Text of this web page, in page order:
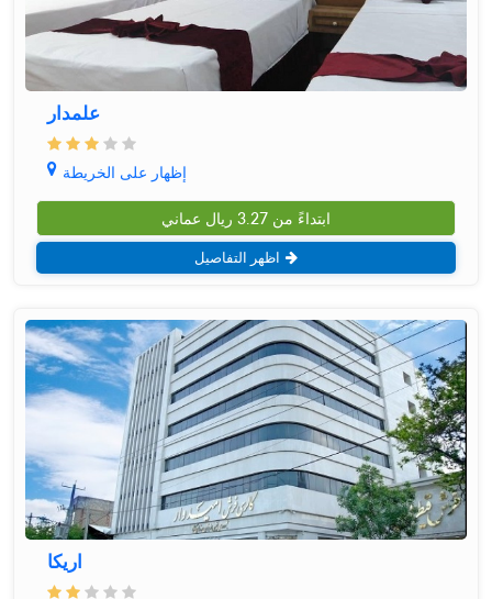
علمدار
إظهار على الخريطة
ابتداءً من 3.27 ريال عماني
اظهر التفاصيل
اریکا